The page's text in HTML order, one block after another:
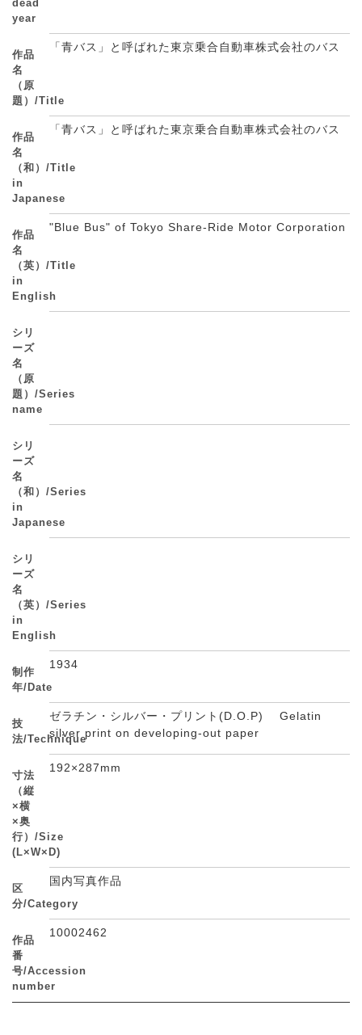
dead
year
作品
名
（原
題）/Title
「青バス」と呼ばれた東京乗合自動車株式会社のバス
作品
名
（和）/Title
in
Japanese
「青バス」と呼ばれた東京乗合自動車株式会社のバス
作品
名
（英）/Title
in
English
"Blue Bus" of Tokyo Share-Ride Motor Corporation
シリ
ーズ
名
（原
題）/Series
name
シリ
ーズ
名
（和）/Series
in
Japanese
シリ
ーズ
名
（英）/Series
in
English
制作
年/Date
1934
技
法/Technique
ゼラチン・シルバー・プリント(D.O.P) Gelatin
silver print on developing-out paper
寸法
（縦
×横
×奥
行）/Size
(L×W×D)
192×287mm
区
分/Category
国内写真作品
作品
番
号/Accession
number
10002462